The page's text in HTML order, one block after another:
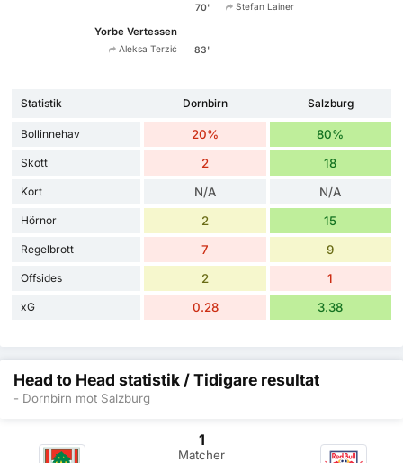
70' Stefan Lainer
Yorbe Vertessen
Aleksa Terzić 83'
Statistik Dornbirn Salzburg
Bollinnehav 20% 80%
Skott 2 18
Kort N/A N/A
Hörnor 2 15
Regelbrott 7 9
Offsides 2 1
xG 0.28 3.38
Head to Head statistik / Tidigare resultat
- Dornbirn mot Salzburg
1
Matcher